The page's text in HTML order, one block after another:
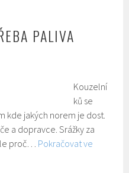
PALIVA
Kouzelní
ků se
kde jakých norem je dost.
a dopravce. Srážky za
proč… Pokračovat ve